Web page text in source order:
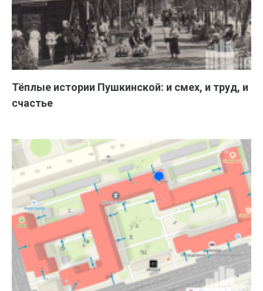
Тёплые истории Пушкинской: и смех, и труд, и
счастье